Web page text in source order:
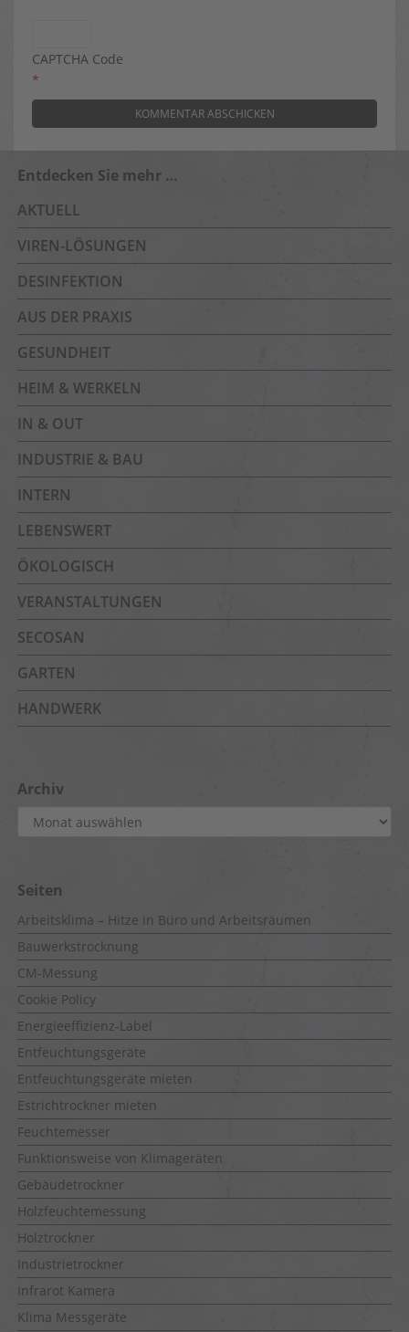
CAPTCHA Code
*
Entdecken Sie mehr …
AKTUELL
VIREN-LÖSUNGEN
DESINFEKTION
AUS DER PRAXIS
GESUNDHEIT
HEIM & WERKELN
IN & OUT
INDUSTRIE & BAU
INTERN
LEBENSWERT
ÖKOLOGISCH
VERANSTALTUNGEN
SECOSAN
GARTEN
HANDWERK
Archiv
Archiv
Seiten
Arbeitsklima – Hitze in Büro und Arbeitsräumen
Bauwerkstrocknung
CM-Messung
Cookie Policy
Energieeffizienz-Label
Entfeuchtungsgeräte
Entfeuchtungsgeräte mieten
Estrichtrockner mieten
Feuchtemesser
Funktionsweise von Klimageräten
Gebäudetrockner
Holzfeuchtemessung
Holztrockner
Industrietrockner
Infrarot Kamera
Klima Messgeräte